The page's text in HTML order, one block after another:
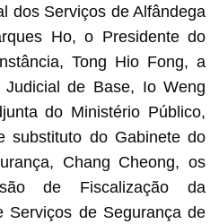
dos Serviços de Alfândega
Ho, o Presidente do
Tong Hio Fong, a
Judicial de Base, Io Weng
do Ministério Público,
substituto do Gabinete do
Chang Cheong, os
de Fiscalização da
Serviços de Segurança de